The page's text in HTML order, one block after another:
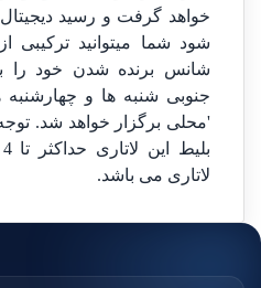
خواهد گرفت و رسید
شود شما میتوانید ترکیبی
شانس برنده شدن خود را
'محلی برگزار خواهد شد.
لاتاری می باشد.